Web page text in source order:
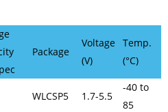
Package
Voltage
(V)
Temp.
(°C)
WLCSP5 1.7-5.5
-40 to
85